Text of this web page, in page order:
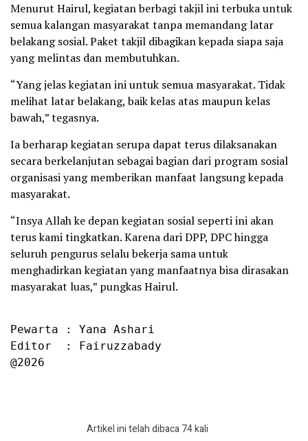
Menurut Hairul, kegiatan berbagi takjil ini terbuka untuk
semua kalangan masyarakat tanpa memandang latar
belakang sosial. Paket takjil dibagikan kepada siapa saja
yang melintas dan membutuhkan.
“Yang jelas kegiatan ini untuk semua masyarakat. Tidak
melihat latar belakang, baik kelas atas maupun kelas
bawah,” tegasnya.
Ia berharap kegiatan serupa dapat terus dilaksanakan
secara berkelanjutan sebagai bagian dari program sosial
organisasi yang memberikan manfaat langsung kepada
masyarakat.
“Insya Allah ke depan kegiatan sosial seperti ini akan
terus kami tingkatkan. Karena dari DPP, DPC hingga
seluruh pengurus selalu bekerja sama untuk
menghadirkan kegiatan yang manfaatnya bisa dirasakan
masyarakat luas,” pungkas Hairul.
Pewarta : Yana Ashari
Editor  : Fairuzzabady
@2026
Artikel ini telah dibaca 74 kali